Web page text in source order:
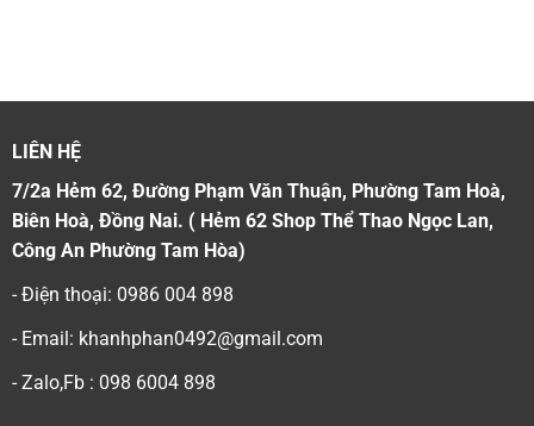
LIÊN HỆ
7/2a Hẻm 62, Đường Phạm Văn Thuận, Phường Tam Hoà,
Biên Hoà, Đồng Nai. ( Hẻm 62 Shop Thể Thao Ngọc Lan,
Công An Phường Tam Hòa)
- Điện thoại: 0986 004 898
- Email: khanhphan0492@gmail.com
- Zalo,Fb : 098 6004 898